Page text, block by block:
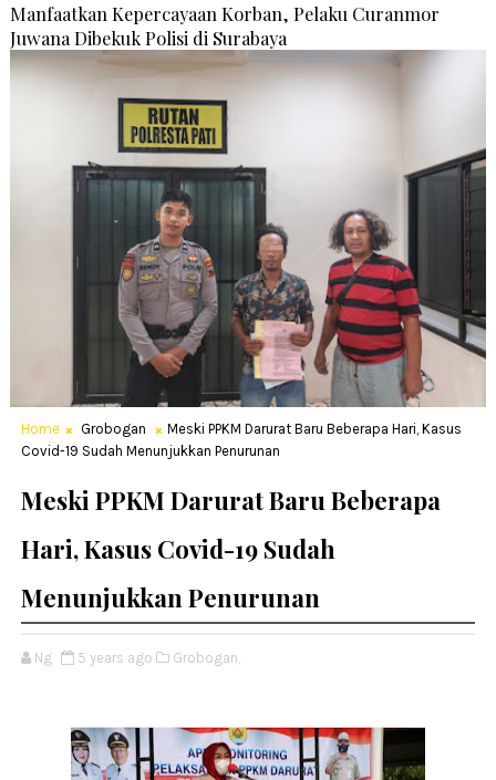
Manfaatkan Kepercayaan Korban, Pelaku Curanmor
Juwana Dibekuk Polisi di Surabaya
Home Grobogan
Meski PPKM Darurat Baru Beberapa Hari, Kasus
Covid-19 Sudah Menunjukkan Penurunan
Meski PPKM Darurat Baru Beberapa
Hari, Kasus Covid-19 Sudah
Menunjukkan Penurunan
Ng 5 years ago Grobogan,